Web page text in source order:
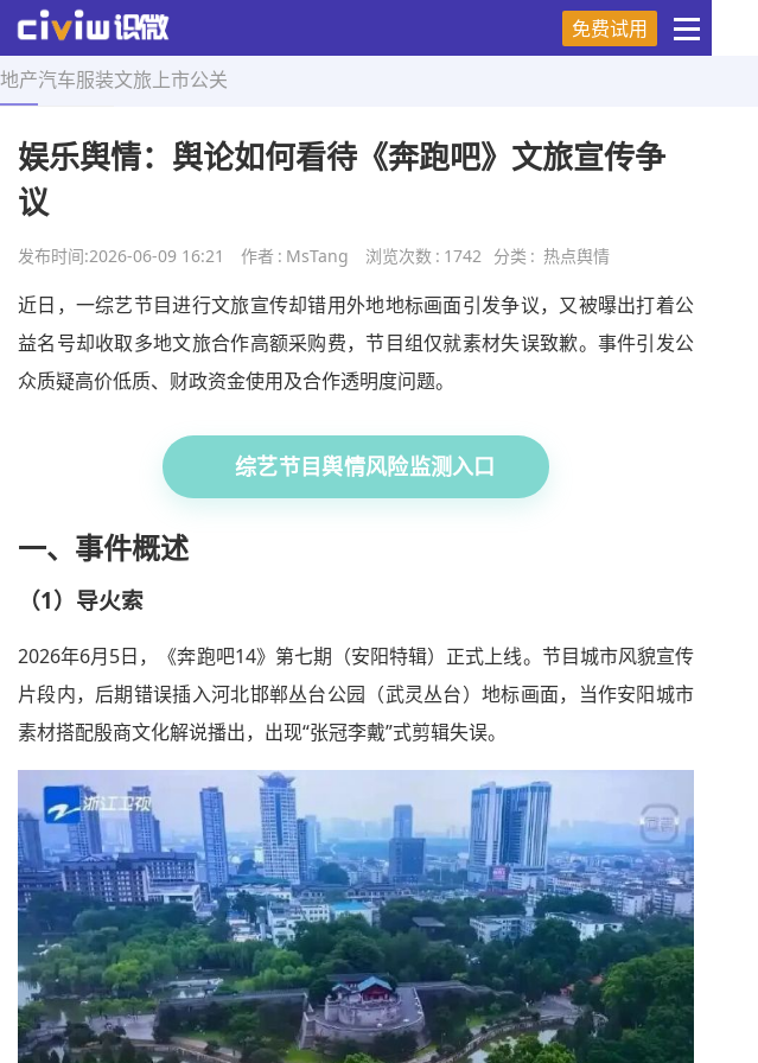
免费试用
地产汽车服装文旅 上市公关
首页 > 热点舆情 > 正文
娱乐舆情：舆论如何看待《奔跑吧》文旅宣传争
议
发布时间:2026-06-09 16:21 作者 : MsTang 浏览次数 : 1742 分类 : 热点舆情
近日，一综艺节目进行文旅宣传却错用外地地标画面引发争议，又被曝出打着公
益名号却收取多地文旅合作高额采购费，节目组仅就素材失误致歉。事件引发公
众质疑高价低质、财政资金使用及合作透明度问题。
综艺节目舆情风险监测入口
一、 事件概述
（1）导火索
2026年6月5日，《奔跑吧14》第七期（安阳特辑）正式上线。节目城市风貌宣传
片段内，后期错误插入河北邯郸丛台公园（武灵丛台）地标画面，当作安阳城市
素材搭配殷商文化解说播出，出现“张冠李戴”式剪辑失误。